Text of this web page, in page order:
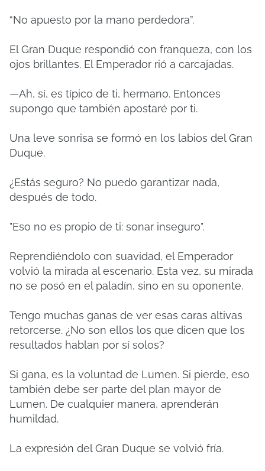
“No apuesto por la mano perdedora”.
El Gran Duque respondió con franqueza, con los
ojos brillantes. El Emperador rió a carcajadas.
—Ah, sí, es típico de ti, hermano. Entonces
supongo que también apostaré por ti.
Una leve sonrisa se formó en los labios del Gran
Duque.
¿Estás seguro? No puedo garantizar nada,
después de todo.
"Eso no es propio de ti: sonar inseguro".
Reprendiéndolo con suavidad, el Emperador
volvió la mirada al escenario. Esta vez, su mirada
no se posó en el paladín, sino en su oponente.
Tengo muchas ganas de ver esas caras altivas
retorcerse. ¿No son ellos los que dicen que los
resultados hablan por sí solos?
Si gana, es la voluntad de Lumen. Si pierde, eso
también debe ser parte del plan mayor de
Lumen. De cualquier manera, aprenderán
humildad.
La expresión del Gran Duque se volvió fría.